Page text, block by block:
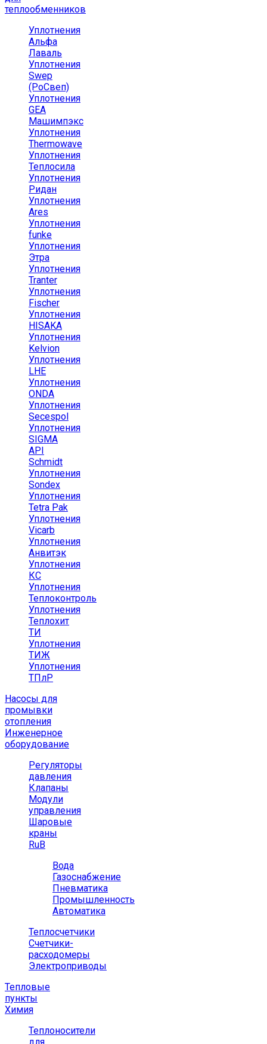
теплообменников
Уплотнения
Альфа
Лаваль
Уплотнения
Swep
(РоСвеп)
Уплотнения
GEA
Машимпэкс
Уплотнения
Thermowave
Уплотнения
Теплосила
Уплотнения
Ридан
Уплотнения
Ares
Уплотнения
funke
Уплотнения
Этра
Уплотнения
Tranter
Уплотнения
Fischer
Уплотнения
HISAKA
Уплотнения
Kelvion
Уплотнения
LHE
Уплотнения
ONDA
Уплотнения
Secespol
Уплотнения
SIGMA
API
Schmidt
Уплотнения
Sondex
Уплотнения
Tetra Pak
Уплотнения
Vicarb
Уплотнения
Анвитэк
Уплотнения
КС
Уплотнения
Теплоконтроль
Уплотнения
Теплохит
ТИ
Уплотнения
ТИЖ
Уплотнения
ТПлР
Насосы для
промывки
отопления
Инженерное
оборудование
Регуляторы
давления
Клапаны
Модули
управления
Шаровые
краны
RuB
Вода
Газоснабжение
Пневматика
Промышленность
Автоматика
Теплосчетчики
Счетчики-
расходомеры
Электроприводы
Тепловые
пункты
Химия
Теплоносители
для